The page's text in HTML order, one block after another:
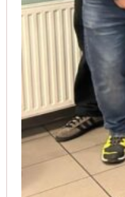
In der Regel
Du suchst einen
erwarten dich
Wir bieten